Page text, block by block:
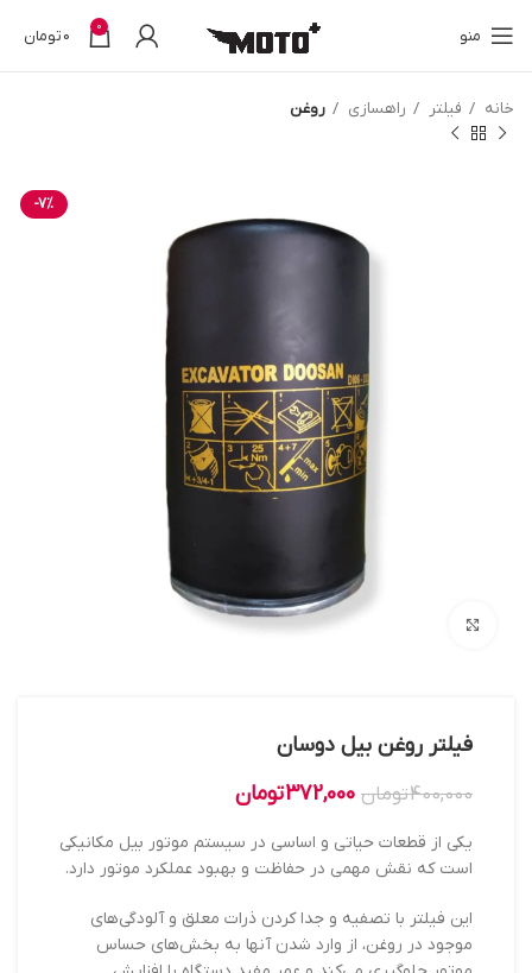
منو 0
0تومان
خانه فیلتر راهسازی روغن
-7%
فیلتر روغن بیل دوسان
400,000تومان 372,000تومان
یکی از قطعات حیاتی و اساسی در سیستم موتور بیل مکانیکی
است که نقش مهمی در حفاظت و بهبود عملکرد موتور دارد.
این فیلتر با تصفیه و جدا کردن ذرات معلق و آلودگی‌های
موجود در روغن، از وارد شدن آنها به بخش‌های حساس